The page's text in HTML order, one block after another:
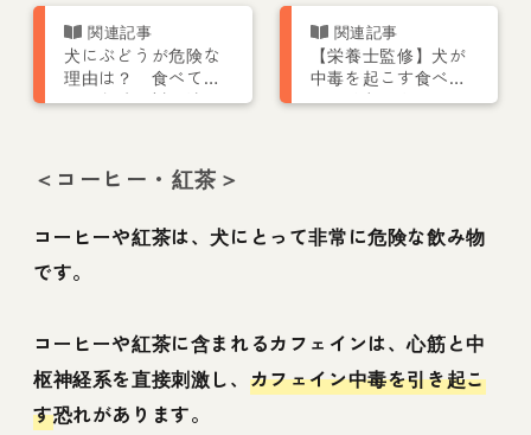
犬にぶどうが危険な
理由は？ 食べてし
まった時の対処法、
【栄養士監修】犬が
中毒を起こす食べて
はいけないもの一
＜コーヒー・紅茶＞
コーヒーや紅茶は、犬にとって非常に危険な飲み物
です。
コーヒーや紅茶に含まれるカフェインは、心筋と中
枢神経系を直接刺激し、 カフェイン中毒を引き起こ
す恐れがあります。